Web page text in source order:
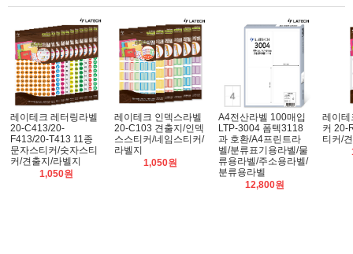
레이테크 레터링라벨
20-C413/20-
F413/20-T413 11종
문자스티커/숫자스티
커/견출지/라벨지
1,050원
레이테크 인덱스라벨
20-C103 견출지/인덱
스스티커/네임스티커/
라벨지
1,050원
A4전산라벨 100매입
LTP-3004 폼텍3118
과 호환/A4프린트라
벨/분류표기용라벨/물
류용라벨/주소용라벨/
분류용라벨
12,800원
레이테
커 20-
티커/